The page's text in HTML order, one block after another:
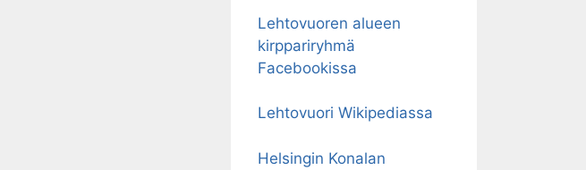
Lehtovuoren alueen
kirppariryhmä
Facebookissa
Lehtovuori Wikipediassa
Helsingin Konalan